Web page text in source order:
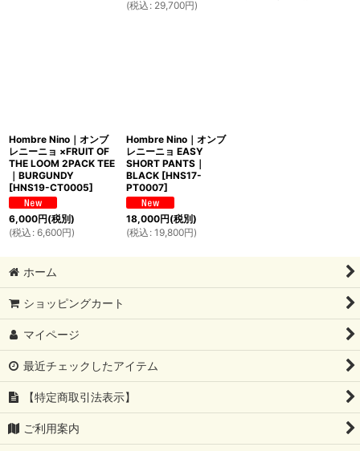
(税込 : 29,700円)
Hombre Nino｜オンブ
レニーニョ ×FRUIT OF
THE LOOM 2PACK TEE
｜BURGUNDY
[HNS19-CT0005]
6,000円(税別)
(税込 : 6,600円)
Hombre Nino｜オンブ
レニーニョ EASY
SHORT PANTS｜
BLACK [HNS17-
PT0007]
18,000円(税別)
(税込 : 19,800円)
ホーム
ショッピングカート
マイページ
最近チェックしたアイテム
【特定商取引法表示】
ご利用案内